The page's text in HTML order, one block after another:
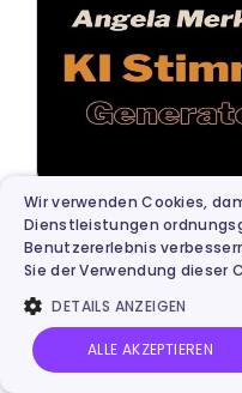
Künstliche
Die besten 7 KI
Angela Merkel KI
Wir verwenden Cookies,
Dienstleistungen
Benutzererlebnis
Sie der Verwendung dieser
DETAILS ANZEIGEN
ALLE AKZEPTIEREN